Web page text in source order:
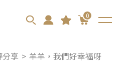
0
享 羊羊，我們好幸福呀